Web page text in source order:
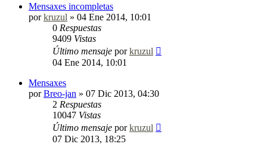
Mensaxes incompletas
porkruzul » 04 Ene 2014, 10:01
0 Respuestas
9409 Vistas
Último mensaje porkruzul
04 Ene 2014, 10:01
Mensaxes
porBreo-jan » 07 Dic 2013, 04:30
2 Respuestas
10047 Vistas
Último mensaje porkruzul
07 Dic 2013, 18:25